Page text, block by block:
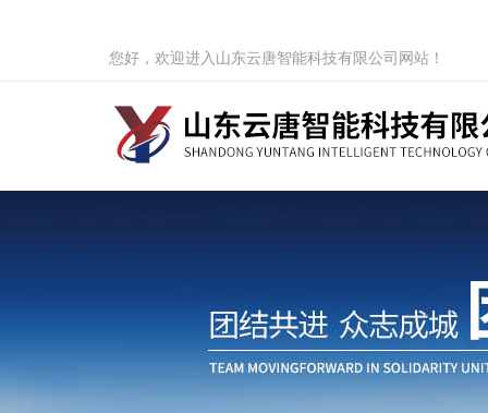
您好，欢迎进入山东云唐智能科技有限公司网站！